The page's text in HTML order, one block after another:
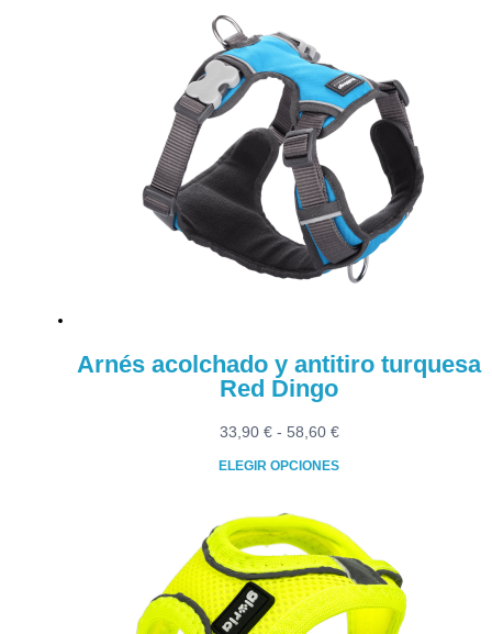
58,60 €
producto
tiene
múltiples
variantes.
Las
opciones
se
pueden
elegir
en
la
Arnés acolchado y antitiro turquesa
Red Dingo
33,90 € - 58,60 €Rango
33,90 €
hasta
58,60 €
ELEGIR OPCIONES
producto
tiene
múltiples
variantes.
Las